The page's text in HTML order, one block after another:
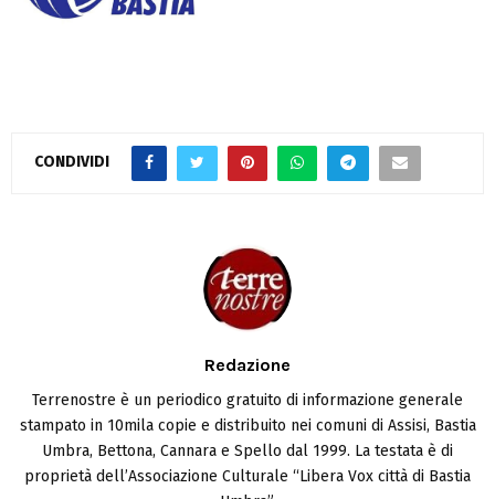
CONDIVIDI
Redazione
Terrenostre è un periodico gratuito di informazione generale
stampato in 10mila copie e distribuito nei comuni di Assisi, Bastia
Umbra, Bettona, Cannara e Spello dal 1999. La testata è di
proprietà dell’Associazione Culturale “Libera Vox città di Bastia